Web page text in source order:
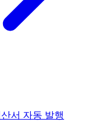
서 자동 발행